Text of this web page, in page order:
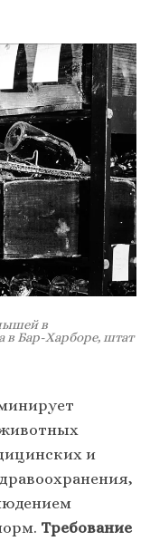
в
Бар-Харборе, штат
и
Требование